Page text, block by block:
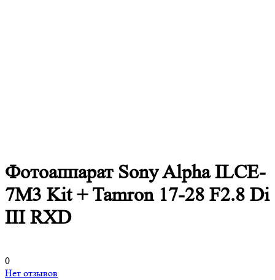
Фотоаппарат Sony Alpha ILCE-
7M3 Kit + Tamron 17-28 F2.8 Di
III RXD
0
Нет отзывов